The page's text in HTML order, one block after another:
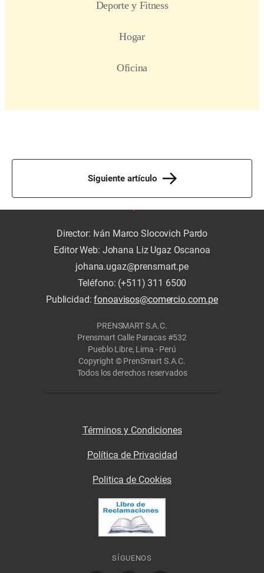
Siguiente artículo
Director: Iván Marco Slocovich Pardo
Editor Web: Johana Liz Ugaz Oscanoa
johana.ugaz@prensmart.pe
Teléfono: (+511) 311 6500
Publicidad:fonoavisos@comercio.com.pe
PRENSMART S.A.C.
Prensmart Calle Paracas #532
Pueblo Libre, Lima - Perú
Copyright © PrenSmart S.A.C.
Todos los derechos reservados
Términos y Condiciones
Política de Privacidad
Politica de Cookies
SÍGUENOS